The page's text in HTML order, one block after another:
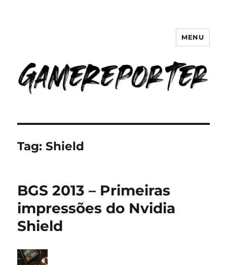
GameReporter | Cultura Gamer
MENU
Tag:Shield
BGS 2013 – Primeiras
impressões do Nvidia
Shield